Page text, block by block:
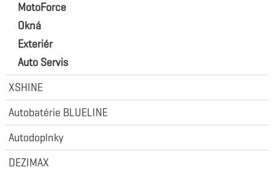
MotoForce
Okná
Exteriér
Auto Servis
XSHINE
Autobatérie BLUELINE
Autodoplnky
DEZIMAX